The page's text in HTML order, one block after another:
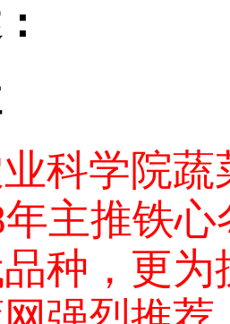
科学院
年主推铁
种，更